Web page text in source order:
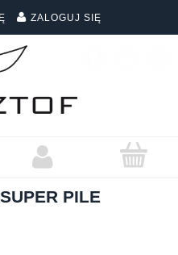
ZALOGUJ SIĘ
PILE